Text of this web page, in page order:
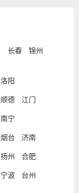
长春
锦州
洛阳
顺德 江门
南宁
烟台 济南
扬州 合肥
宁波 台州